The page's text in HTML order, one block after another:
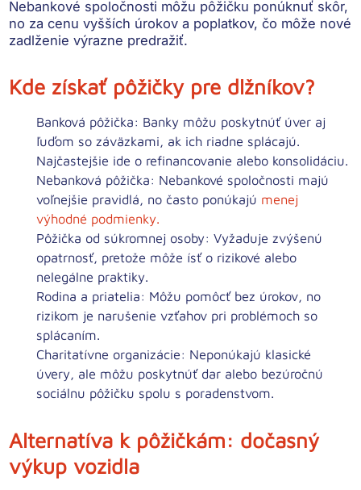
Nebankové spoločnosti môžu pôžičku ponúknuť skôr,
no za cenu vyšších úrokov a poplatkov, čo môže nové
zadlženie výrazne predražiť.
Kde získať pôžičky pre dlžníkov?
Banková pôžička: Banky môžu poskytnúť úver aj
ľuďom so záväzkami, ak ich riadne splácajú.
Najčastejšie ide o refinancovanie alebo konsolidáciu.
Nebanková pôžička: Nebankové spoločnosti majú
voľnejšie pravidlá, no často ponúkajú menej
výhodné podmienky.
Pôžička od súkromnej osoby: Vyžaduje zvýšenú
opatrnosť, pretože môže ísť o rizikové alebo
nelegálne praktiky.
Rodina a priatelia: Môžu pomôcť bez úrokov, no
rizikom je narušenie vzťahov pri problémoch so
splácaním.
Charitatívne organizácie: Neponúkajú klasické
úvery, ale môžu poskytnúť dar alebo bezúročnú
sociálnu pôžičku spolu s poradenstvom.
Alternatíva k pôžičkám: dočasný
výkup vozidla